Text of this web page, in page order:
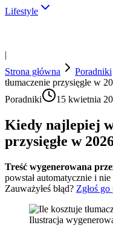
Lifestyle
|
Strona główna
Poradniki
tłumaczenie przysięgłe w
Poradniki
15 kwietnia
Kiedy najlepiej
przysięgłe w
Treść wygenerowana
powstał automatycznie i
Zauważyłeś błąd? Zgłoś
Ilustracja